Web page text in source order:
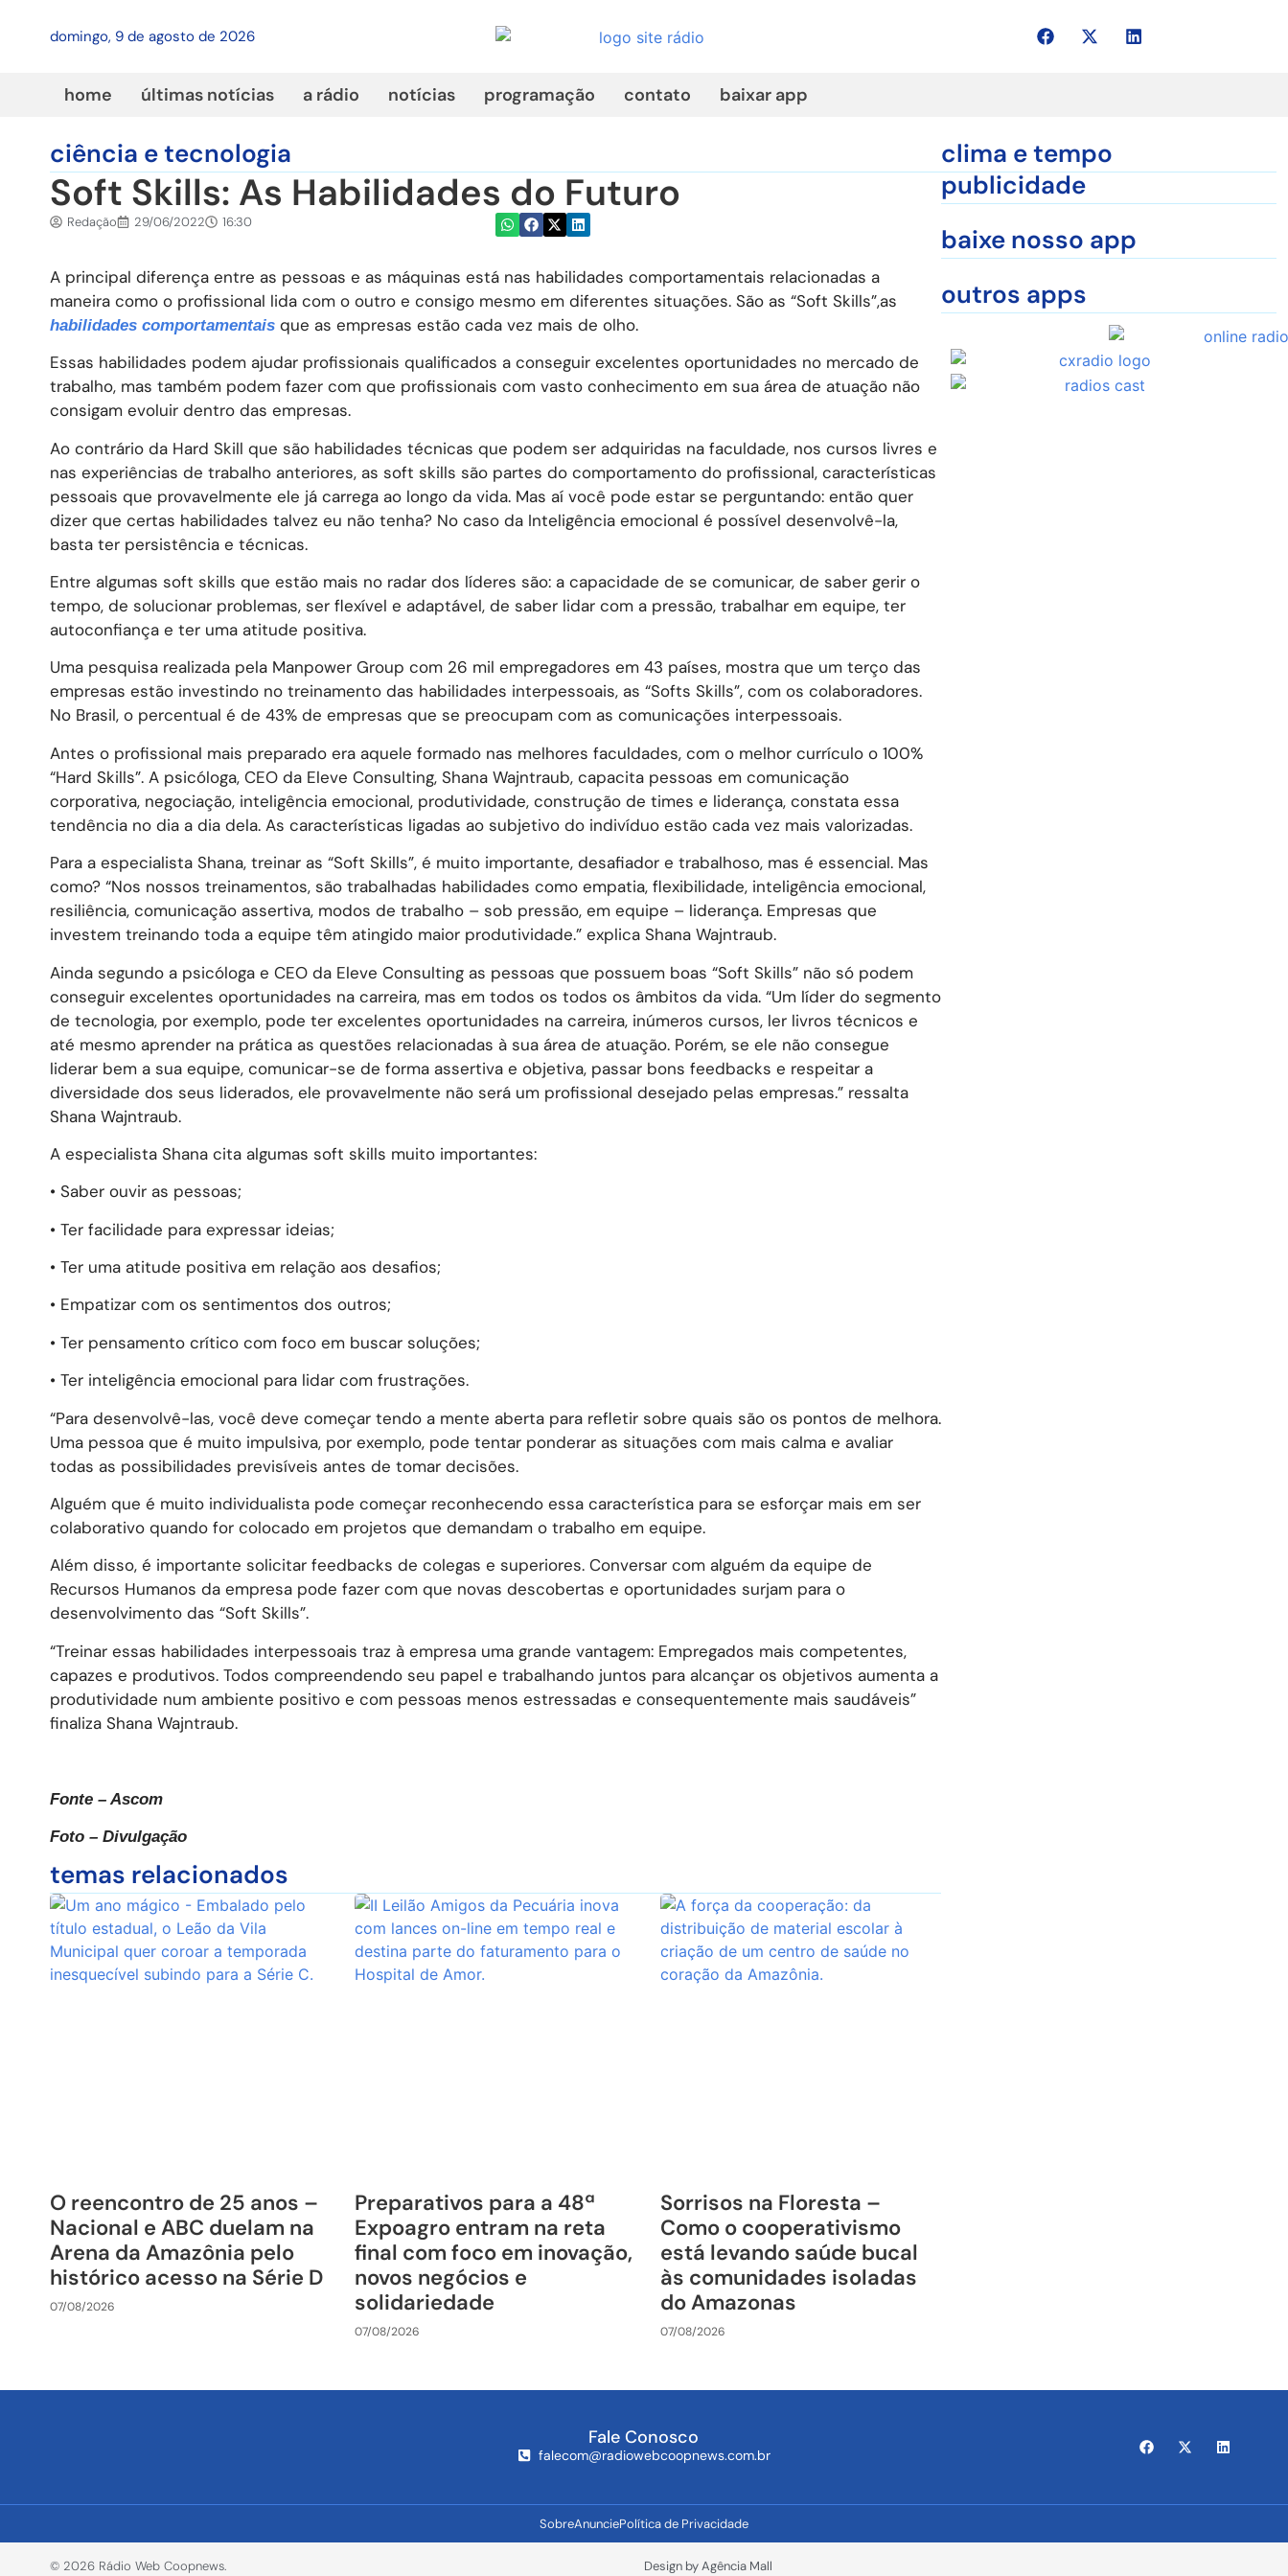
domingo, 9 de agosto de 2026
home últimas notícias a rádio notícias programação contato baixar app
ciência e tecnologia
Soft Skills: As Habilidades do Futuro
Redação 29/06/2022 16:30
A principal diferença entre as pessoas e as máquinas está nas habilidades comportamentais relacionadas a
maneira como o profissional lida com o outro e consigo mesmo em diferentes situações. São as “Soft Skills”,as
habilidades comportamentais que as empresas estão cada vez mais de olho.
Essas habilidades podem ajudar profissionais qualificados a conseguir excelentes oportunidades no mercado de
trabalho, mas também podem fazer com que profissionais com vasto conhecimento em sua área de atuação não
consigam evoluir dentro das empresas.
Ao contrário da Hard Skill que são habilidades técnicas que podem ser adquiridas na faculdade, nos cursos livres e
nas experiências de trabalho anteriores, as soft skills são partes do comportamento do profissional, características
pessoais que provavelmente ele já carrega ao longo da vida. Mas aí você pode estar se perguntando: então quer
dizer que certas habilidades talvez eu não tenha? No caso da Inteligência emocional é possível desenvolvê-la,
basta ter persistência e técnicas.
Entre algumas soft skills que estão mais no radar dos líderes são: a capacidade de se comunicar, de saber gerir o
tempo, de solucionar problemas, ser flexível e adaptável, de saber lidar com a pressão, trabalhar em equipe, ter
autoconfiança e ter uma atitude positiva.
Uma pesquisa realizada pela Manpower Group com 26 mil empregadores em 43 países, mostra que um terço das
empresas estão investindo no treinamento das habilidades interpessoais, as “Softs Skills”, com os colaboradores.
No Brasil, o percentual é de 43% de empresas que se preocupam com as comunicações interpessoais.
Antes o profissional mais preparado era aquele formado nas melhores faculdades, com o melhor currículo o 100%
“Hard Skills”. A psicóloga, CEO da Eleve Consulting, Shana Wajntraub, capacita pessoas em comunicação
corporativa, negociação, inteligência emocional, produtividade, construção de times e liderança, constata essa
tendência no dia a dia dela. As características ligadas ao subjetivo do indivíduo estão cada vez mais valorizadas.
Para a especialista Shana, treinar as “Soft Skills”, é muito importante, desafiador e trabalhoso, mas é essencial. Mas
como? “Nos nossos treinamentos, são trabalhadas habilidades como empatia, flexibilidade, inteligência emocional,
resiliência, comunicação assertiva, modos de trabalho – sob pressão, em equipe – liderança. Empresas que
investem treinando toda a equipe têm atingido maior produtividade.” explica Shana Wajntraub.
Ainda segundo a psicóloga e CEO da Eleve Consulting as pessoas que possuem boas “Soft Skills” não só podem
conseguir excelentes oportunidades na carreira, mas em todos os todos os âmbitos da vida. “Um líder do segmento
de tecnologia, por exemplo, pode ter excelentes oportunidades na carreira, inúmeros cursos, ler livros técnicos e
até mesmo aprender na prática as questões relacionadas à sua área de atuação. Porém, se ele não consegue
liderar bem a sua equipe, comunicar-se de forma assertiva e objetiva, passar bons feedbacks e respeitar a
diversidade dos seus liderados, ele provavelmente não será um profissional desejado pelas empresas.” ressalta
Shana Wajntraub.
A especialista Shana cita algumas soft skills muito importantes:
• Saber ouvir as pessoas;
• Ter facilidade para expressar ideias;
• Ter uma atitude positiva em relação aos desafios;
• Empatizar com os sentimentos dos outros;
• Ter pensamento crítico com foco em buscar soluções;
• Ter inteligência emocional para lidar com frustrações.
“Para desenvolvê-las, você deve começar tendo a mente aberta para refletir sobre quais são os pontos de melhora.
Uma pessoa que é muito impulsiva, por exemplo, pode tentar ponderar as situações com mais calma e avaliar
todas as possibilidades previsíveis antes de tomar decisões.
Alguém que é muito individualista pode começar reconhecendo essa característica para se esforçar mais em ser
colaborativo quando for colocado em projetos que demandam o trabalho em equipe.
Além disso, é importante solicitar feedbacks de colegas e superiores. Conversar com alguém da equipe de
Recursos Humanos da empresa pode fazer com que novas descobertas e oportunidades surjam para o
desenvolvimento das “Soft Skills”.
“Treinar essas habilidades interpessoais traz à empresa uma grande vantagem: Empregados mais competentes,
capazes e produtivos. Todos compreendendo seu papel e trabalhando juntos para alcançar os objetivos aumenta a
produtividade num ambiente positivo e com pessoas menos estressadas e consequentemente mais saudáveis”
finaliza Shana Wajntraub.
Fonte – Ascom
Foto – Divulgação
temas relacionados
O reencontro de 25 anos –
Nacional e ABC duelam na
Arena da Amazônia pelo
histórico acesso na Série D
07/08/2026
Preparativos para a 48ª
Expoagro entram na reta
final com foco em inovação,
novos negócios e
solidariedade
07/08/2026
Sorrisos na Floresta –
Como o cooperativismo
está levando saúde bucal
às comunidades isoladas
do Amazonas
07/08/2026
clima e tempo
publicidade
baixe nosso app
outros apps
Fale Conosco
falecom@radiowebcoopnews.com.br
SobreAnunciePolítica de Privacidade
© 2026 Rádio Web Coopnews. Design by Agência Mall